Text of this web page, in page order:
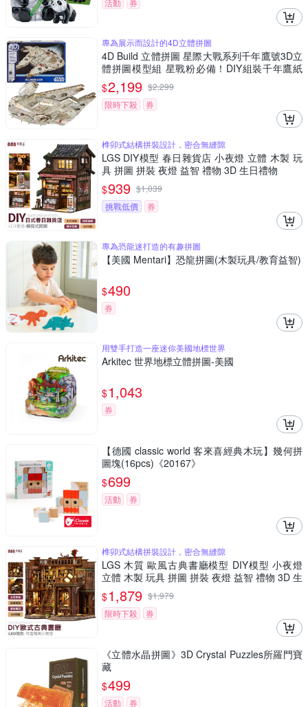
活動 券
專為展示而設計的4D立體拼圖
4D Build 立體拼圖 星際大戰系列千年鷹號3D立
體拼圖模型組 星戰粉必備！DIY組裝千年鷹紙
模型 細節逼真 無需工具
$2,199 $2,299
限時下殺
券
榫卯式結構拼裝設計，密合無縫隙
LGS DIY模型 春日雜貨店 小夜燈 立體 木製 玩
具 拼圖 拼裝 夜燈 益智 禮物 3D 生日禮物
$939 $1,039
挑戰低價
券
專為恐龍迷打造的有趣拼圖
【美國 Mentari】恐龍拼圖(木製玩具/教育益智)
$490
券
用雙手打造一座迷你美國地標世界
Arkitec 世界地標立體拼圖-美國
$1,043
券
【德國 classic world 客來喜經典木玩】幾何拼
圖塊(16pcs)《20167》
$699
活動 券
榫卯式結構拼裝設計，密合無縫隙
LGS 木質 歐風古典書廳模型 DIY模型 小夜燈
立體 木製 玩具 拼圖 拼裝 夜燈 益智 禮物 3D 生
日禮物
$1,879 $1,979
限時下殺
券
《立體水晶拼圖》3D Crystal Puzzles所羅門寶
藏
$499
活動 券